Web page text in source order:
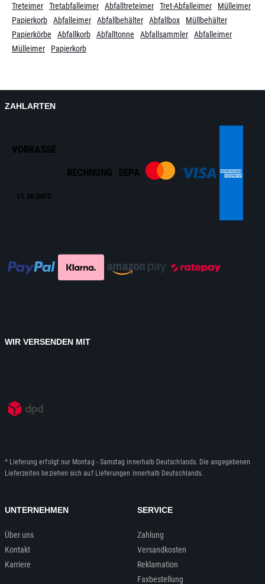
Treteimer Tretabfalleimer Abfalltreteimer Tret-Abfalleimer
Mülleimer
Papierkorb
Abfalleimer Abfallbehälter Abfallbox
Müllbehälter
Papierkörbe
Abfallkorb Abfalltonne Abfallsammler
Abfalleimer
Mülleimer
Papierkorb
ZAHLARTEN
VORKASSE
1% SKONTO
RECHNUNG SEPA
WIR VERSENDEN MIT
* Lieferung erfolgt nur Montag - Samstag innerhalb Deutschlands. Die angegebenen
Lieferzeiten beziehen sich auf Lieferungen innerhalb Deutschlands.
UNTERNEHMEN
Über uns
Kontakt
Karriere
SERVICE
Zahlung
Versandkosten
Reklamation
Faxbestellung